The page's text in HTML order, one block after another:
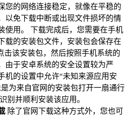
您的网络连接稳定，就像在平稳的
以免下载中断或出现文件损坏的情
使用。 下载完成后，您需要在手机
载的安装包文件，安装包会保存在
击该安装包，然后按照手机系统的
由于安卓系统的安全设置较为严
机的设置中允许“未知来源应用安
为来自官网的安装包打开一扇通行
别并顺利安装该应用。
除了官网下载这种方式外，您也可